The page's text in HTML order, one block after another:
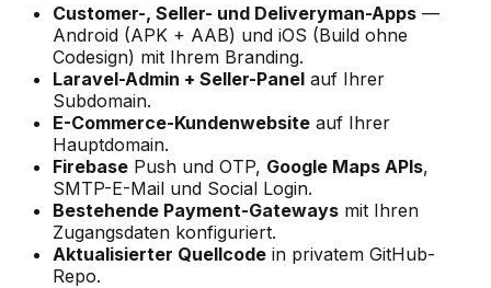
Customer-, Seller- und Deliveryman-Apps —
Android (APK + AAB) und iOS (Build ohne
Codesign) mit Ihrem Branding.
Laravel-Admin + Seller-Panel auf Ihrer
Subdomain.
E-Commerce-Kundenwebsite auf Ihrer
Hauptdomain.
Firebase Push und OTP, Google Maps APIs,
SMTP-E-Mail und Social Login.
Bestehende Payment-Gateways mit Ihren
Zugangsdaten konfiguriert.
Aktualisierter Quellcode in privatem GitHub-
Repo.